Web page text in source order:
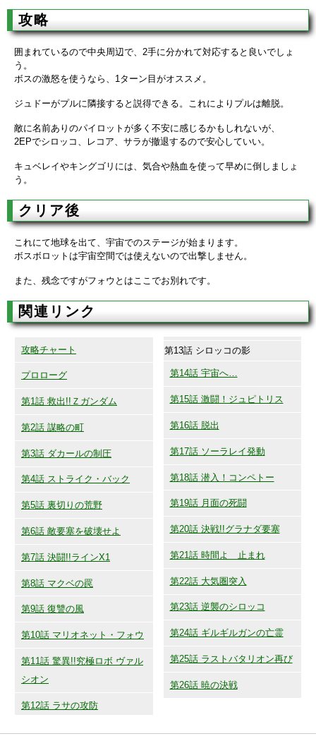
攻略
囲まれているので中央周辺で、2手に分かれて対応すると良いでしょ
う。
ボスの激怒を使うなら、1ターン目がオススメ。
ジュドーがプルに隣接すると説得できる。これによりプルは離脱。
敵に名前ありのパイロットが多く不安に感じるかもしれないが、
2EPでシロッコ、レコア、サラが撤退するので安心していい。
キュベレイやキングゴリには、気合や熱血を使って早めに倒しましょ
う。
クリア後
これにて地球を出て、宇宙でのステージが始まります。
ボスボロットは宇宙空間では使えないので出撃しません。
また、残念ですがフォウとはここでお別れです。
関連リンク
攻略チャート
プロローグ
第1話 救出!!Ｚガンダム
第2話 謀略の町
第3話 ダカールの制圧
第4話 ストライク・バック
第5話 裏切りの荒野
第6話 敵要塞を破壊せよ
第7話 決闘!!ラインX1
第8話 マクベの罠
第9話 復讐の風
第10話 マリオネット・フォウ
第11話 驚異!!究極ロボ ヴァル
シオン
第12話 ラサの攻防
第13話 シロッコの影
第14話 宇宙へ…
第15話 激闘！ジュピトリス
第16話 脱出
第17話 ソーラレイ発動
第18話 潜入！コンペトー
第19話 月面の死闘
第20話 決戦!!グラナダ要塞
第21話 時間よ 止まれ
第22話 大気圏突入
第23話 逆襲のシロッコ
第24話 ギルギルガンの亡霊
第25話 ラストバタリオン再び
第26話 暁の決戦